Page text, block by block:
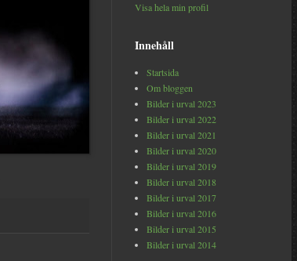
Visa hela min profil
Innehåll
Startsida
Om bloggen
Bilder i urval 2023
Bilder i urval 2022
Bilder i urval 2021
Bilder i urval 2020
Bilder i urval 2019
Bilder i urval 2018
Bilder i urval 2017
Bilder i urval 2016
Bilder i urval 2015
Bilder i urval 2014